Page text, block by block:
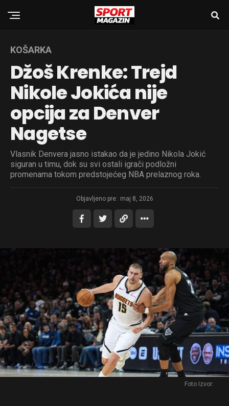
KOŠARKA
Džoš Krenke: Trejd
Nikole Jokića nije
opcija za Denver
Nagetse
Vlasnik Denvera jasno istakao da je jedino Nikola Jokić
siguran u timu, dok su svi ostali igrači podložni
promenama tokom predstojećeg NBA prelaznog roka.
Objavljeno pre: maj 8, 2026
Foto Izvor: